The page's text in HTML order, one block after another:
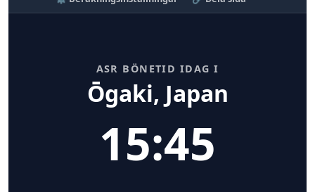
ASR BÖNETID IDAG I
Ōgaki, Japan
15:45